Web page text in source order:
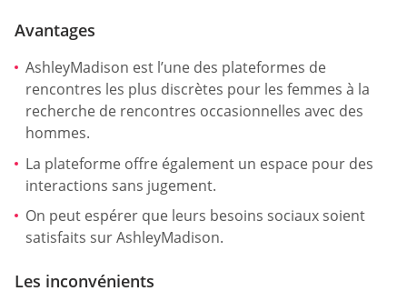
Avantages
AshleyMadison est l’une des plateformes de
rencontres les plus discrètes pour les femmes à la
recherche de rencontres occasionnelles avec des
hommes.
La plateforme offre également un espace pour des
interactions sans jugement.
On peut espérer que leurs besoins sociaux soient
satisfaits sur AshleyMadison.
Les inconvénients